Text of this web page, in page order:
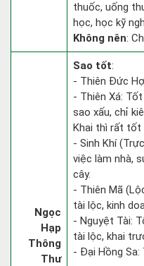
thuốc, uống
học, học kỹ
Không nên:
Ngọc
Hạp
Thông
Thư
Sao tốt:
- Thiên Đức
- Thiên Xá:
sao xấu, chỉ
Khai thì rất tốt
- Sinh Khí
việc làm nhà,
cây.
- Thiên Mã
tài lộc, kinh
- Nguyệt Tài:
tài lộc, khai
- Đại Hồng